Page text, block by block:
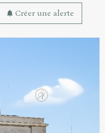
Créer une alerte